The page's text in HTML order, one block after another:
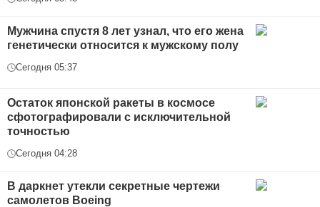
Мужчина спустя 8 лет узнал, что его жена
генетически относится к мужскому полу
Сегодня 05:37
Остаток японской ракеты в космосе
сфотографировали с исключительной
точностью
Сегодня 04:28
В даркнет утекли секретные чертежи
самолетов Boeing